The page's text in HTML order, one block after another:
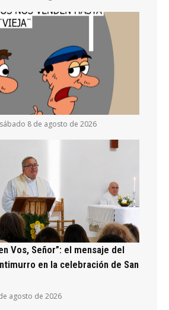
sábado 8 de agosto de 2026
Vos, Señor”: el mensaje del
en la celebración de San
agosto de 2026